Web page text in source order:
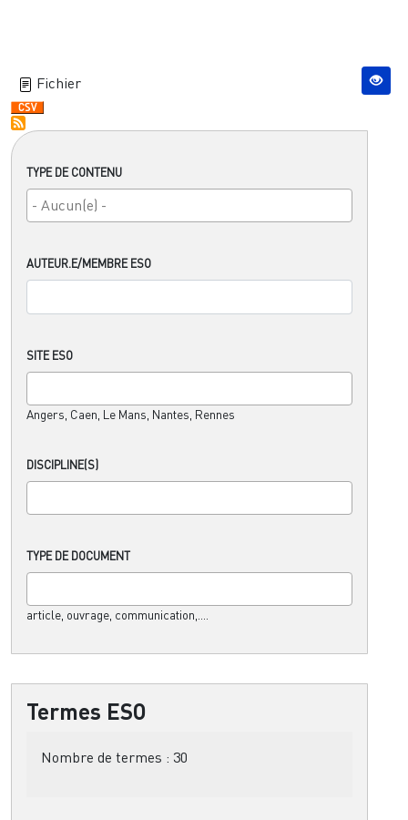
TYPE DE CONTENU
AUTEUR.E/MEMBRE ESO
SITE ESO
Angers, Caen, Le Mans, Nantes, Rennes
DISCIPLINE(S)
TYPE DE DOCUMENT
article, ouvrage, communication,....
Termes ESO
Nombre de termes : 30
Fichier